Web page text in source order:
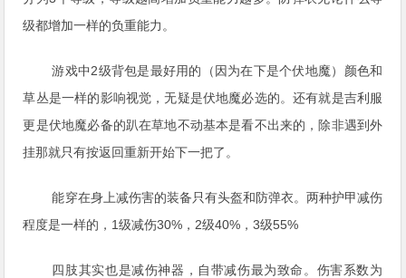
级都增加一样的负重能力。
游戏中2级背包是最好用的（因为在下是个伏地魔）颜色和
草丛是一样的影响视觉，无疑是伏地魔必选的。还有就是吉利服
更是伏地魔必备的趴在草地不动基本是看不出来的，除非遇到外
挂那就只有按返回重新开始下一把了。
能穿在身上减伤害的装备只有头盔和防弹衣。两种护甲减伤
程度是一样的，1级减伤30%，2级40%，3级55%
四肢其实也是减伤神器，自带减伤最为致命。伤害系数为